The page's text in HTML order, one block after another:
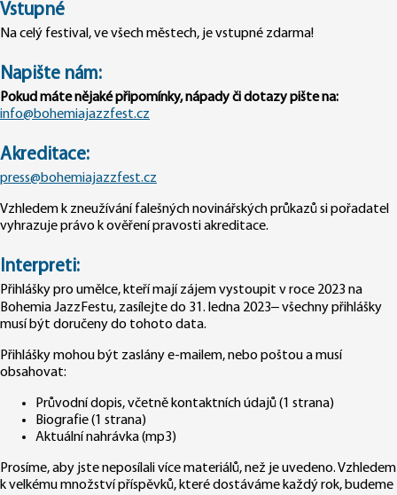
Vstupné
Na celý festival, ve všech městech, je vstupné zdarma!
Napište nám:
Pokud máte nějaké připomínky, nápady či dotazy pište na:
info@bohemiajazzfest.cz
Akreditace:
press@bohemiajazzfest.cz
Vzhledem k zneužívání falešných novinářských průkazů si pořadatel
vyhrazuje právo k ověření pravosti akreditace.
Interpreti:
Přihlášky pro umělce, kteří mají zájem vystoupit v roce 2023 na
Bohemia JazzFestu, zasílejte do 31. ledna 2023– všechny přihlášky
musí být doručeny do tohoto data.
Přihlášky mohou být zaslány e-mailem, nebo poštou a musí
obsahovat:
Průvodní dopis, včetně kontaktních údajů (1 strana)
Biografie (1 strana)
Aktuální nahrávka (mp3)
Prosíme, aby jste neposílali více materiálů, než je uvedeno. Vzhledem
k velkému množství příspěvků, které dostáváme každý rok, budeme